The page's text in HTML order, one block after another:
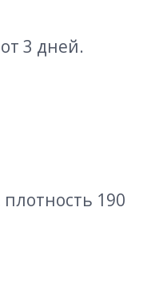
3 дней.
190